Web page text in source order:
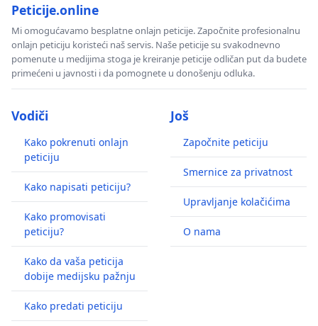
Peticije.online
Mi omogućavamo besplatne onlajn peticije. Započnite profesionalnu
onlajn peticiju koristeći naš servis. Naše peticije su svakodnevno
pomenute u medijima stoga je kreiranje peticije odličan put da budete
primećeni u javnosti i da pomognete u donošenju odluka.
Vodiči
Kako pokrenuti onlajn
peticiju
Kako napisati peticiju?
Kako promovisati
peticiju?
Kako da vaša peticija
dobije medijsku pažnju
Kako predati peticiju
Još
Započnite peticiju
Smernice za privatnost
Upravljanje kolačićima
O nama